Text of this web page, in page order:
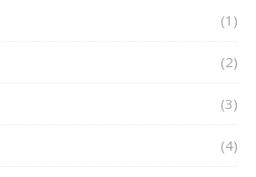
(1)
(2)
(3)
(4)